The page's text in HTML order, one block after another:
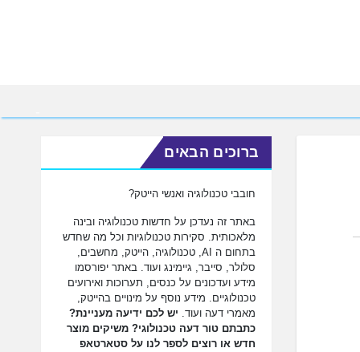
ברוכים הבאים
חובבי טכנולוגיה ואנשי הייטק?
באתר זה נעדכן על חדשות טכנולוגיה ובינה
מלאכותית. סקירות טכנולוגיות וכל מה שחדש
בתחום ה AI, טכנולוגיה, הייטק, מחשבים,
סלולר, סייבר, גיימינג ועוד. באתר יפורסמו
מידע ועדכונים על כנסים, תערוכות ואירועים
טכנולוגיים. מידע נוסף על מינויים בהייטק,
מאמרי דעה ועוד. יש לכם ידיעה מעניינת?
כתבתם טור דעה טכנולוגי? משיקים מוצר
חדש או רוצים לספר לנו על סטארטאפ